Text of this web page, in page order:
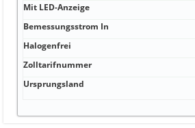
Mit LED-Anzeige
Bemessungsstrom In
Halogenfrei
Zolltarifnummer
Ursprungsland